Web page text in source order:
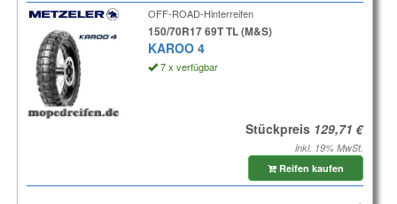
OFF-ROAD-Hinterreifen
150/70R17 69T TL (M&S)
KAROO 4
7 x verfügbar
Stückpreis
inkl. 19% MwSt.
Reifen kaufen